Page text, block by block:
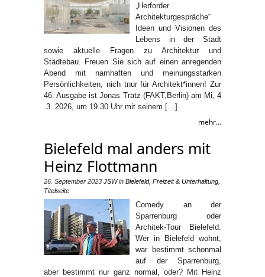
„Herforder
Architekturgespräche“
Ideen und Visionen des
Lebens in der Stadt
sowie aktuelle Fragen zu Architektur und
Städtebau. Freuen Sie sich auf einen anregenden
Abend mit namhaften und meinungsstarken
Persönlichkeiten, nich tnur für Architekt*innen! Zur
46. Ausgabe ist Jonas Tratz (FAKT,Berlin) am Mi, 4
.3. 2026, um 19.30 Uhr mit seinem […]
mehr...
Bielefeld mal anders mit
Heinz Flottmann
26. September 2023 JSWin Bielefeld, Freizeit & Unterhaltung
Titelseite
Comedy an der
Sparrenburg oder
Architek-Tour Bielefeld.
Wer in Bielefeld wohnt,
war bestimmt schonmal
auf der Sparrenburg,
aber bestimmt nur ganz normal, oder? Mit Heinz